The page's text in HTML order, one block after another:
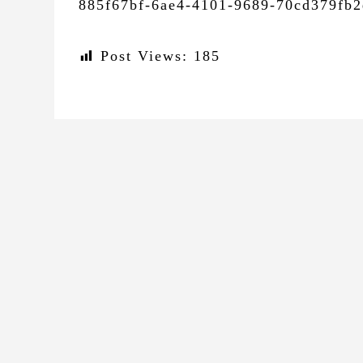
885f67bf-6ae4-4101-9689-
Post Views: 185